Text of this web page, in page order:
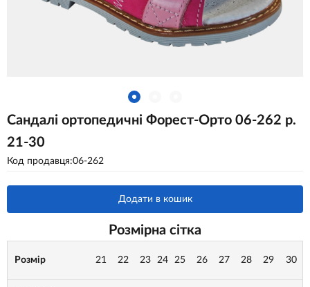
Сандалі ортопедичні Форест-Орто 06-262 р.
21-30
Код продавця:06-262
Додати в кошик
Розмірна сітка
Розмір 21 22 23 24 25 26 27 28 29 30